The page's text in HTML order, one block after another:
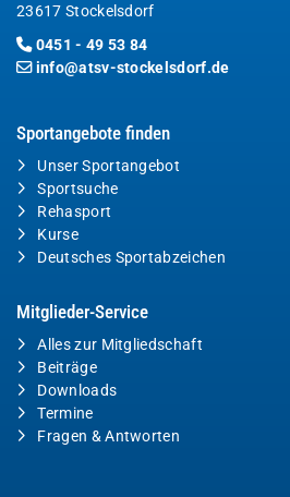
23617 Stockelsdorf
0451 - 49 53 84
info@atsv-stockelsdorf.de
Sportangebote finden
Unser Sportangebot
Sportsuche
Rehasport
Kurse
Deutsches Sportabzeichen
Mitglieder-Service
Alles zur Mitgliedschaft
Beiträge
Downloads
Termine
Fragen & Antworten